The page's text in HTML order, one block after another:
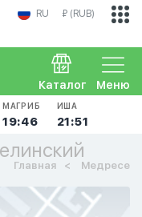
RU ₽ (RUB)
Меню
Каталог
МАГРИБ
19:46
ИША
21:51
Главная Медресе